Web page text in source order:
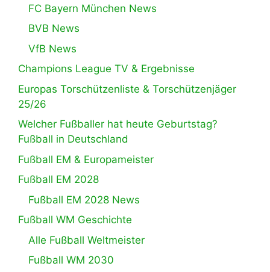
FC Bayern München News
BVB News
VfB News
Champions League TV & Ergebnisse
Europas Torschützenliste & Torschützenjäger
25/26
Welcher Fußballer hat heute Geburtstag?
Fußball in Deutschland
Fußball EM & Europameister
Fußball EM 2028
Fußball EM 2028 News
Fußball WM Geschichte
Alle Fußball Weltmeister
Fußball WM 2030